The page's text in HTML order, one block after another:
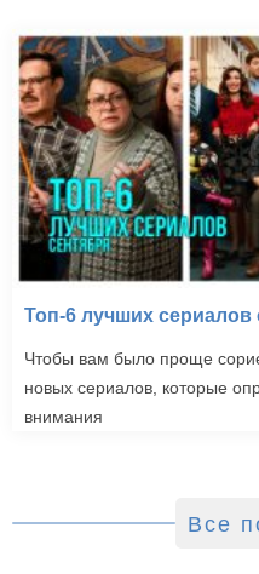
Топ-6 лучших сериалов
Чтобы вам было проще
новых сериалов, которые
внимания
Все